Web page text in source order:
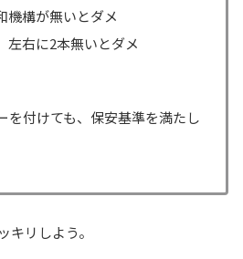
機構が無いとダメ
左右に2本無いとダメ
を付けても、保安基準を満たし
キリしよう。